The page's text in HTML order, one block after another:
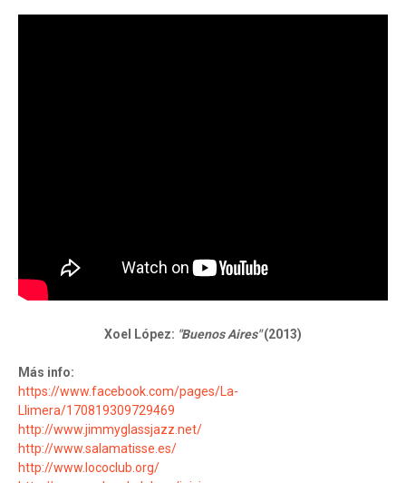
Xoel López: "Buenos Aires"(2013)
Más info:
https://www.facebook.com/pages/La-
Llimera/170819309729469
http://www.jimmyglassjazz.net/
http://www.salamatisse.es/
http://www.lococlub.org/